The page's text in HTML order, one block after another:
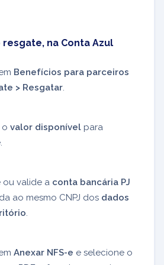
na Conta Azul
Benefícios para parceiros
> Resgatar.
o valor disponível para
ou valide a conta bancária PJ
ao mesmo CNPJ dos dados
.
Anexar NFS-e e selecione o